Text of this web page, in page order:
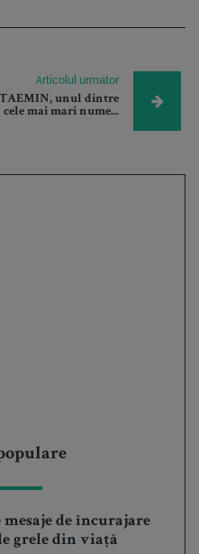
Articolul urmator
TAEMIN, unul dintre
cele mai mari nume...
mesaje de încurajare
grele din viață